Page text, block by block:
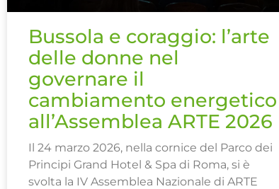
Bussola e coraggio: l’arte
delle donne nel
governare il
cambiamento energetico
all’Assemblea ARTE 2026
Il 24 marzo 2026, nella cornice del Parco dei
Principi Grand Hotel & Spa di Roma, si è
svolta la IV Assemblea Nazionale di ARTE